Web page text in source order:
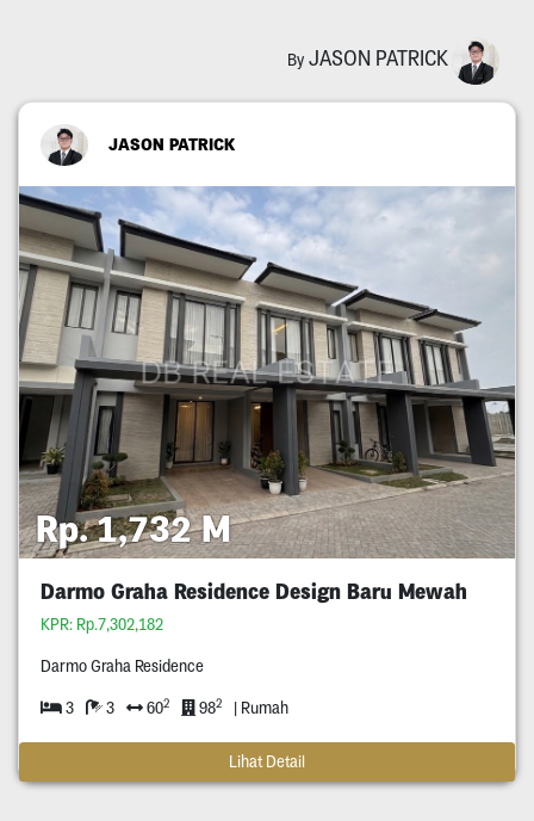
By JASON PATRICK
JASON PATRICK
Rp. 1,732 M
Darmo Graha Residence Design Baru Mewah
KPR: Rp.7,302,182
Darmo Graha Residence
3 3 602 982 | Rumah
Lihat Detail